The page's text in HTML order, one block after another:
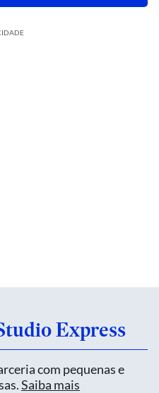
Express
com pequenas e
Saiba mais